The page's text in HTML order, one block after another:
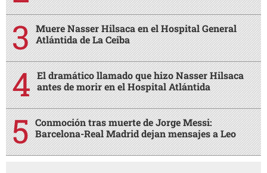
Muere Nasser Hilsaca en el Hospital General
Atlántida de La Ceiba
El dramático llamado que hizo Nasser Hilsaca
antes de morir en el Hospital Atlántida
Conmoción tras muerte de Jorge Messi:
Barcelona-Real Madrid dejan mensajes a Leo